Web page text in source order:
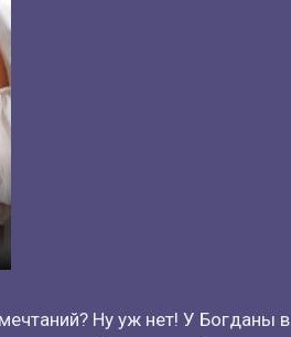
Ну уж нет! У Богданы в